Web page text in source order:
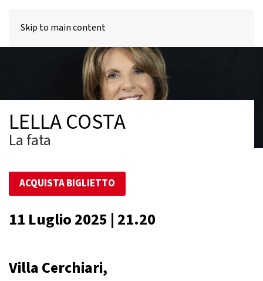
Skip to main content
LELLA COSTA
La fata
ACQUISTA BIGLIETTO
11 Luglio 2025 | 21.20
Villa Cerchiari,